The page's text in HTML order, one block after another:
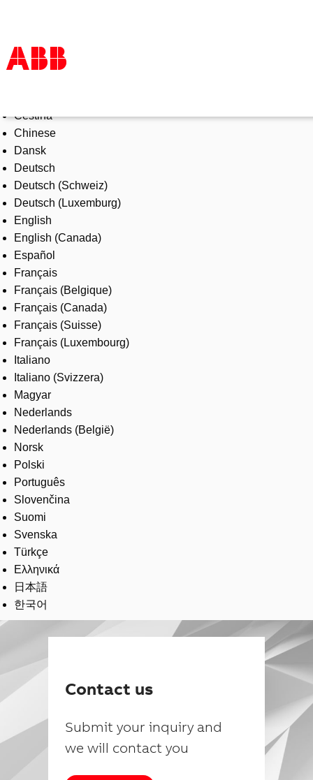
Products & Solutions
Industries
Services
About us
Where to buy
Contact us
Careers
Čeština
Chinese
Dansk
Deutsch
Deutsch (Schweiz)
Deutsch (Luxemburg)
English
English (Canada)
Español
Français
Français (Belgique)
Français (Canada)
Français (Suisse)
Français (Luxembourg)
Italiano
Italiano (Svizzera)
Magyar
Nederlands
Nederlands (België)
Norsk
Polski
Português
Slovenčina
Suomi
Svenska
Türkçe
Ελληνικά
日本語
한국어
Contact us
Submit your inquiry and
we will contact you